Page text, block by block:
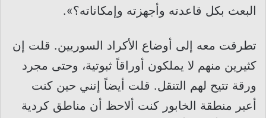
البعث بكل قاعدته وأجهزته وإمكاناته؟».
تطرقت معه إلى أوضاع الأكراد السوريين. قلت إن
كثيرين منهم لا يملكون أوراقاً ثبوتية، وحتى مجرد
ورقة تتيح لهم التنقل. قلت أيضاً إنني حين كنت
أعبر منطقة الخابور كنت ألاحظ أن مناطق كردية